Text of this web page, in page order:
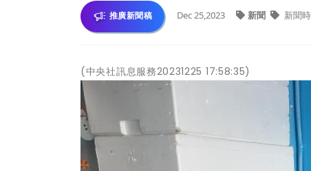
推廣新聞稿 Dec 25,2023 新聞 新聞
(中央社訊息服務20231225 17:58:35)